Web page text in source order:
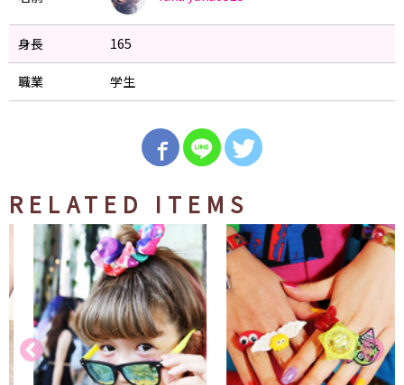
身長 165
職業 学生
RELATED ITEMS